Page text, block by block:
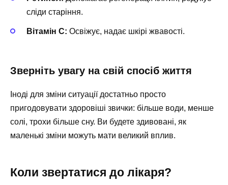
сліди старіння.
Вітамін С: Освіжує, надає шкірі жвавості.
Зверніть увагу на свій спосіб життя
Іноді для зміни ситуації достатньо просто
пригодовувати здоровіші звички: більше води, менше
солі, трохи більше сну. Ви будете здивовані, як
маленькі зміни можуть мати великий вплив.
Коли звертатися до лікаря?